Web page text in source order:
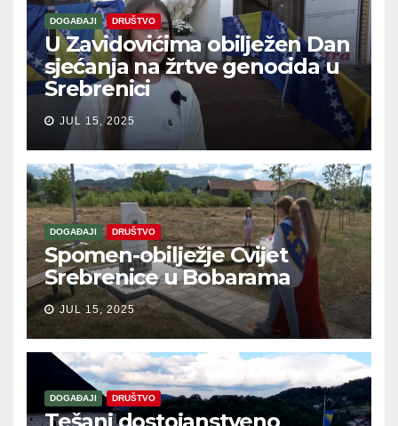
DOGAĐAJI DRUŠTVO
U Zavidovićima obilježen Dan
sjećanja na žrtve genocida u
Srebrenici
JUL 15, 2025
DOGAĐAJI DRUŠTVO
Spomen-obilježje Cvijet
Srebrenice u Bobarama
JUL 15, 2025
DOGAĐAJI DRUŠTVO
Tešanj dostojanstveno